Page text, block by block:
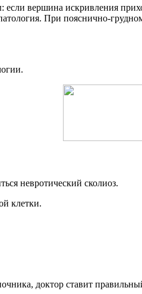
если вершина искривления
При пояснично-
невротический сколиоз.
клетки.
доктор ставит